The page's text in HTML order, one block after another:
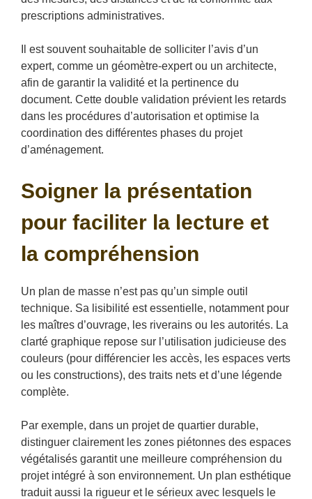
prescriptions administratives.
Il est souvent souhaitable de solliciter l’avis d’un
expert, comme un géomètre-expert ou un architecte,
afin de garantir la validité et la pertinence du
document. Cette double validation prévient les retards
dans les procédures d’autorisation et optimise la
coordination des différentes phases du projet
d’aménagement.
Soigner la présentation
pour faciliter la lecture et
la compréhension
Un plan de masse n’est pas qu’un simple outil
technique. Sa lisibilité est essentielle, notamment pour
les maîtres d’ouvrage, les riverains ou les autorités. La
clarté graphique repose sur l’utilisation judicieuse des
couleurs (pour différencier les accès, les espaces verts
ou les constructions), des traits nets et d’une légende
complète.
Par exemple, dans un projet de quartier durable,
distinguer clairement les zones piétonnes des espaces
végétalisés garantit une meilleure compréhension du
projet intégré à son environnement. Un plan esthétique
traduit aussi la rigueur et le sérieux avec lesquels le